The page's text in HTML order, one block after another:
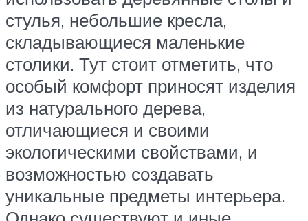
стулья, небольшие кресла,
складывающиеся маленькие
столики. Тут стоит отметить, что
особый комфорт приносят изделия
из натурального дерева,
отличающиеся и своими
экологическими свойствами, и
возможностью создавать
уникальные предметы интерьера.